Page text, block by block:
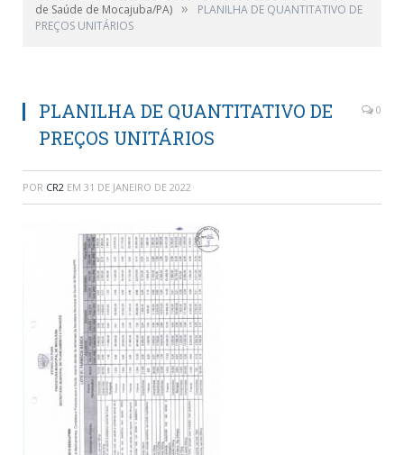
de Saúde de Mocajuba/PA) »
PLANILHA DE QUANTITATIVO DE
PREÇOS UNITÁRIOS
PLANILHA DE QUANTITATIVO DE
PREÇOS UNITÁRIOS
0
POR CR2 EM 31 DE JANEIRO DE 2022